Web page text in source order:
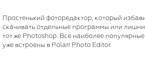
Простенький фоторедактор, который
скачивать отдельные программы или
тот же Photoshop. Все наиболее
уже встроены в Polarr Photo Editor.